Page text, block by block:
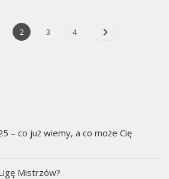
Nawigacja
Page
2 Page
3 Page
4
– co już wiemy, a co może Cię
Mistrzów?